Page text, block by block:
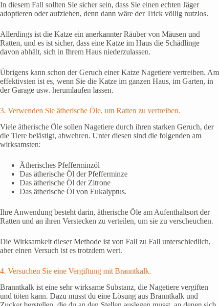
In diesem Fall sollten Sie sicher sein, dass Sie einen echten Jäger
adoptieren oder aufziehen, denn dann wäre der Trick völlig nutzlos.
Allerdings ist die Katze ein anerkannter Räuber von Mäusen und
Ratten, und es ist sicher, dass eine Katze im Haus die Schädlinge
davon abhält, sich in Ihrem Haus niederzulassen.
Übrigens kann schon der Geruch einer Katze Nagetiere vertreiben. Am
effektivsten ist es, wenn Sie die Katze im ganzen Haus, im Garten, in
der Garage usw. herumlaufen lassen.
3. Verwenden Sie ätherische Öle, um Ratten zu vertreiben.
Viele ätherische Öle sollen Nagetiere durch ihren starken Geruch, der
die Tiere belästigt, abwehren. Unter diesen sind die folgenden am
wirksamsten:
Ätherisches Pfefferminzöl
Das ätherische Öl der Pfefferminze
Das ätherische Öl der Zitrone
Das ätherische Öl von Eukalyptus.
Ihre Anwendung besteht darin, ätherische Öle am Aufenthaltsort der
Ratten und an ihren Verstecken zu verteilen, um sie zu verscheuchen.
Die Wirksamkeit dieser Methode ist von Fall zu Fall unterschiedlich,
aber einen Versuch ist es trotzdem wert.
4. Versuchen Sie eine Vergiftung mit Branntkalk.
Branntkalk ist eine sehr wirksame Substanz, die Nagetiere vergiften
und töten kann. Dazu musst du eine Lösung aus Branntkalk und